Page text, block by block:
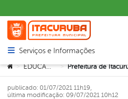
Abrir menu principal de navegação
Serviços e Informações
Você está aqui:
> EDUCAÇÃO >
publicado: 01/07/2021 11h19,
última modificação: 09/07/2021 10h12